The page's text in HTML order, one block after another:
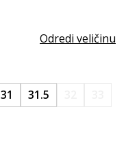
Odredi veličinu
31 31.5